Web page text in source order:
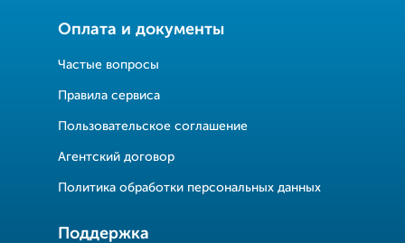
Оплата и документы
Частые вопросы
Правила сервиса
Пользовательское соглашение
Агентский договор
Политика обработки персональных данных
Поддержка